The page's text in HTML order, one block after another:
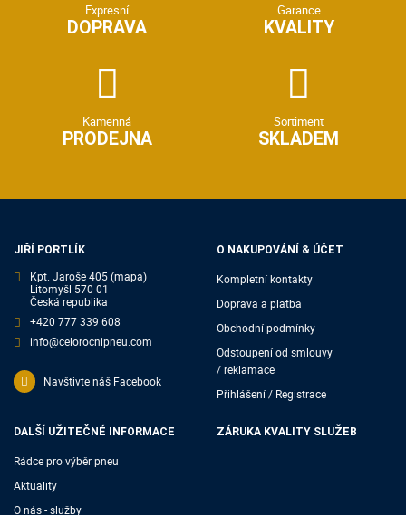
Expresní
DOPRAVA
Garance
KVALITY
Kamenná
PRODEJNA
Sortiment
SKLADEM
JIŘÍ PORTLÍK
Kpt. Jaroše 405(mapa)
Litomyšl 570 01
Česká republika
+420 777 339 608
info@celorocnipneu.com
Navštivte náš Facebook
O NAKUPOVÁNÍ & ÚČET
Kompletní kontakty
Doprava a platba
Obchodní podmínky
Odstoupení od smlouvy
/ reklamace
Přihlášení / Registrace
DALŠÍ UŽITEČNÉ INFORMACE
Rádce pro výběr pneu
Aktuality
O nás - služby
ZÁRUKA KVALITY SLUŽEB